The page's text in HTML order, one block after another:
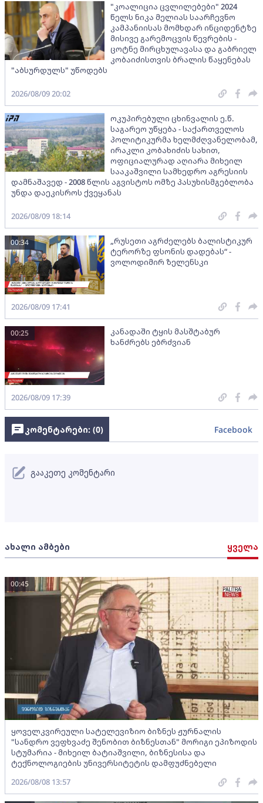
"კოალიცია ცვლილებები" 2024
წელს ნიკა მელიას საარჩევნო
კამპანიისას მომხდარ ინციდენტზე
მისივე გარემოცვის წევრების -
ცოტნე მირცხულავასა და გაბრიელ
კობაიძისთვის ბრალის წაყენებას
"აბსურდულს" უწოდებს
2026/08/09 20:02
ოკუპირებული ცხინვალის ე.წ.
საგარეო უწყება - საქართველოს
პოლიტიკურმა ხელმძღვანელობამ,
ირაკლი კობახიძის სახით,
ოფიციალურად აღიარა მიხეილ
სააკაშვილი სამხედრო აგრესიის
დამნაშავედ - 2008 წლის აგვისტოს ომზე პასუხისმგებლობა
უნდა დაეკისროს ქვეყანას
2026/08/09 18:14
„რუსეთი აგრძელებს ბალისტიკურ
ტერორზე ფსონის დადებას“ -
ვოლოდიმირ ზელენსკი
00:34
2026/08/09 17:41
კანადაში ტყის მასშტაბურ
ხანძრებს ებრძვიან
00:25
2026/08/09 17:39
ახალი ამბები ყველა
ყოველკვირეული სატელევიზიო ბიზნეს ჟურნალის
"სანდრო ვეფხვაძე შენობით ბიზნესთან" მორიგი ეპიზოდის
სტუმარია - მიხეილ ბატიაშვილი, ბიზნესისა და
ტექნოლოგიების უნივერსიტეტის დამფუძნებელი
00:45
2026/08/08 13:57
კომენტარები: (0) Facebook
გააკეთე კომენტარი